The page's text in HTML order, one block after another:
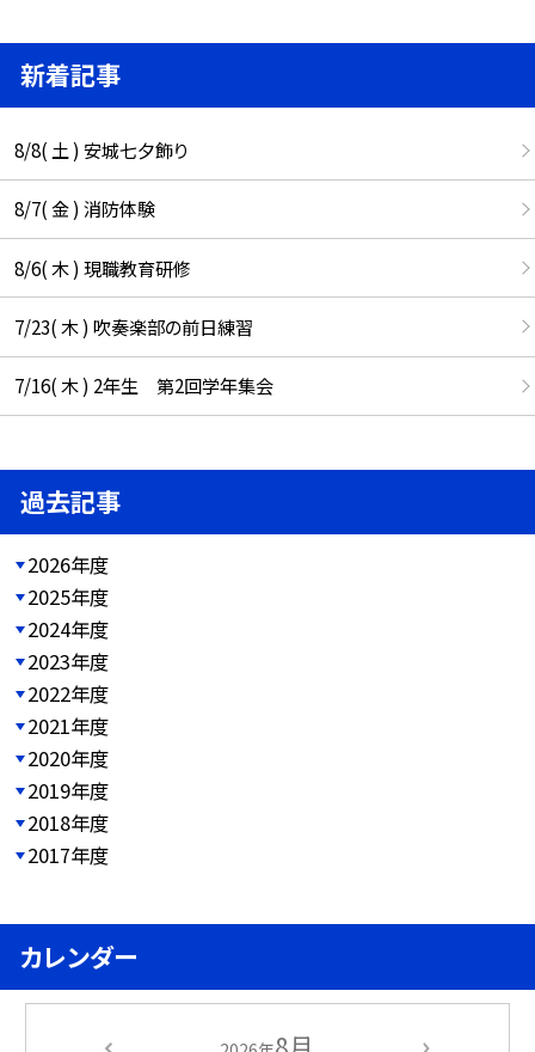
新着記事
8/8( 土 ) 安城七夕飾り
8/7( 金 ) 消防体験
8/6( 木 ) 現職教育研修
7/23( 木 ) 吹奏楽部の前日練習
7/16( 木 ) 2年生 第2回学年集会
過去記事
2026年度
2025年度
2024年度
2023年度
2022年度
2021年度
2020年度
2019年度
2018年度
2017年度
カレンダー